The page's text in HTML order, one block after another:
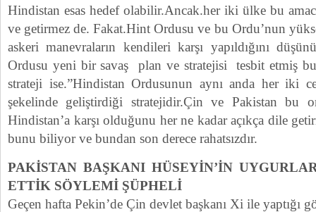
Hindistan esas hedef olabilir.Ancak.her iki ülke bu
ve getirmez de. Fakat.Hint Ordusu ve bu Ordu’nun
askeri manevraların kendileri karşı yapıldığını
Ordusu yeni bir savaş plan ve stratejisi tesbit etmiş
strateji ise.”Hindistan Ordusunun aynı anda her iki
şekelinde geliştirdiği stratejidir.Çin ve Pakistan bu
Hindistan’a karşı olduğunu her ne kadar açıkça dile
bunu biliyor ve bundan son derece rahatsızdır.
PAKİSTAN BAŞKANI HÜSEYİN’İN
ETTİK SÖYLEMİ ŞÜPHELİ
Geçen hafta Pekin’de Çin devlet başkanı Xi ile yaptığı